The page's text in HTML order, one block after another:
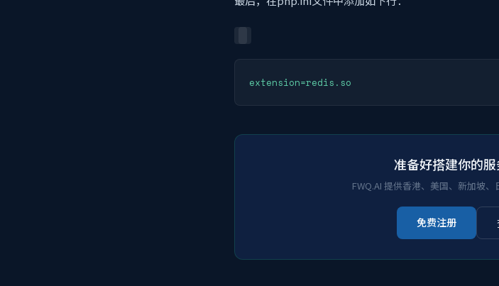
extension=redis.so
准备好搭建你的服
FWQ.AI 提供香港、美国、新加坡
免费注册